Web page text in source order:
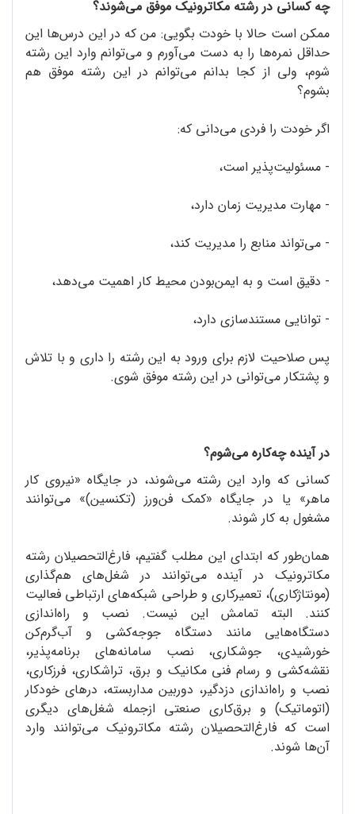
چه کسانی در رشته مکاترونیک موفق می‌شوند؟
ممکن است حالا با خودت بگویی: من که در این درس‌ها این
حداقل نمره‌ها را به دست می‌آورم و می‌توانم وارد این رشته
شوم، ولی از کجا بدانم می‌توانم در این رشته موفق هم
بشوم؟
اگر خودت را فردی می‌دانی که:
- مسئولیت‌پذیر است،
- مهارت مدیریت زمان دارد،
- می‌تواند منابع را مدیریت کند،
- دقیق است و به ایمن‌بودن محیط کار اهمیت می‌دهد،
- توانایی مستندسازی دارد،
پس صلاحیت لازم برای ورود به این رشته را داری و با تلاش
و پشتکار می‌توانی در این رشته موفق شوی.
در آینده چه‌کاره می‌شوم؟
کسانی که وارد این رشته می‌شوند، در جایگاه «نیروی کار
ماهر» یا در جایگاه «کمک فن‌ورز (‌تکنسین)» می‌توانند
مشغول به کار شوند.
همان‌طور که ابتدای این مطلب گفتیم، فارغ‌التحصیلان رشته
مکاترونیک در آینده می‌توانند در شغل‌های هم‌گذاری
(مونتاژکاری)، تعمیرکاری و طراحی شبکه‌های ارتباطی فعالیت
کنند. البته تمامش این نیست. نصب و راه‌اندازی
دستگاه‌هایی مانند دستگاه جوجه‌کشی و آب‌گرم‌کن
خورشیدی، جوشکاری، نصب سامانه‌های برنامه‌پذیر،
نقشه‌کشی و رسام فنی مکانیک و برق، تراشکاری، فرزکاری،
نصب و راه‌اندازی دزدگیر، دوربین مداربسته، درهای خودکار
(اتوماتیک) و برق‌کاری صنعتی ازجمله شغل‌های دیگری
است که فارغ‌التحصیلان رشته مکاترونیک می‌توانند وارد
آن‌ها شوند.